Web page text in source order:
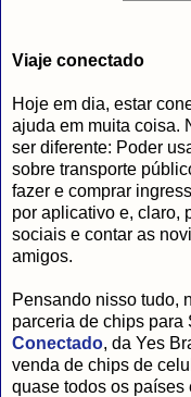
Viaje conectado
Hoje em dia, estar
ajuda em muita coisa.
ser diferente: Poder
sobre transporte
fazer e comprar
por aplicativo e, claro,
sociais e contar as
amigos.
Pensando nisso tudo,
parceria de chips para
Conectado, da Yes
venda de chips de
quase todos os países